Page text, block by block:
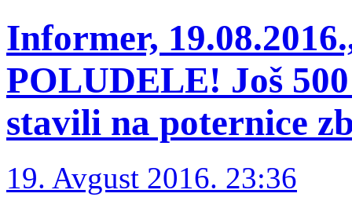
Informer,
POLUDELE! Još
stavili na poternice
19. Avgust 2016. 23:36